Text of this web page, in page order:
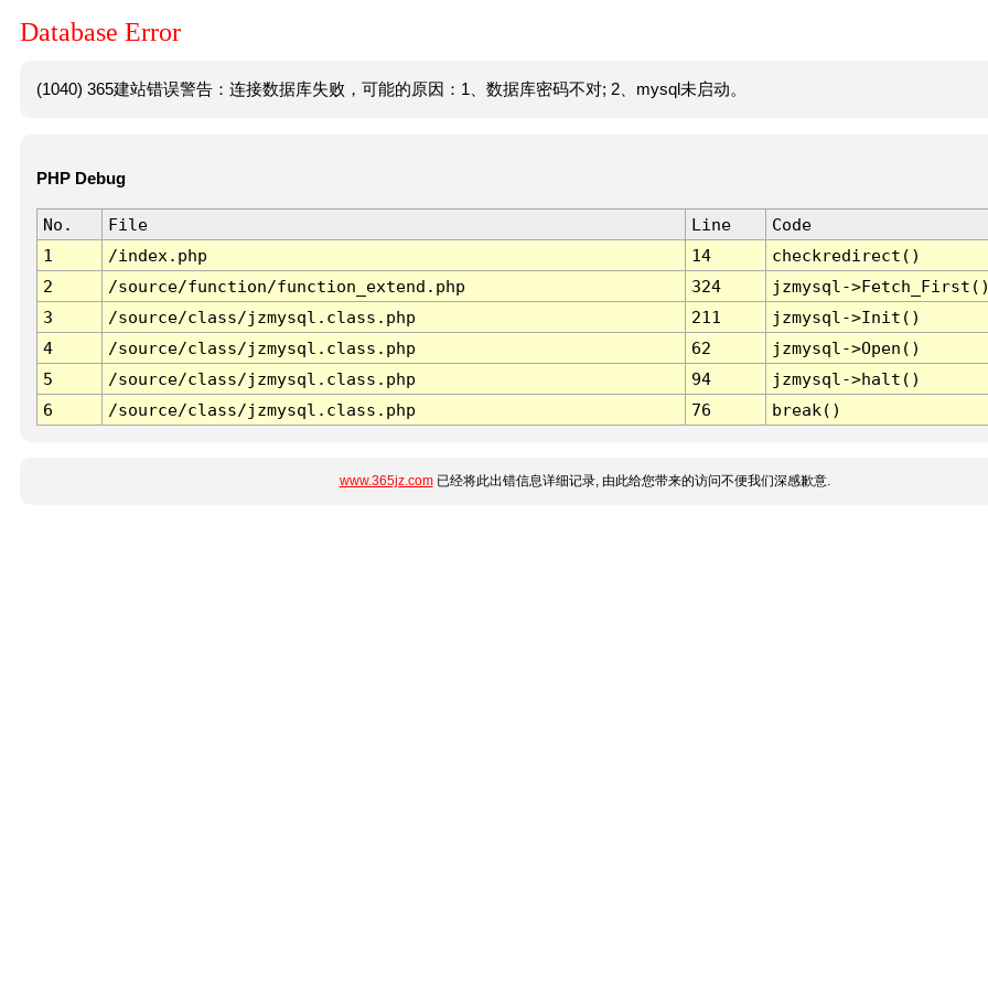
Database Error
(1040) 365建站错误警告：连接数据库失败，可能的原因：1、数据库密码不对; 2、mysql未启动。
PHP Debug
No. File Line
Code
1
/index.php 14
checkredirect()
2
/source/function/function_extend.php 324
jzmysql-
3
/source/class/jzmysql.class.php 211
jzmysql->Init()
4
/source/class/jzmysql.class.php 62
jzmysql->Open()
5
/source/class/jzmysql.class.php 94
jzmysql->halt()
6
/source/class/jzmysql.class.php 76 break()
www.365jz.com已经将此出错信息详细记录, 由此给您带来的访问不便我们深感歉意.